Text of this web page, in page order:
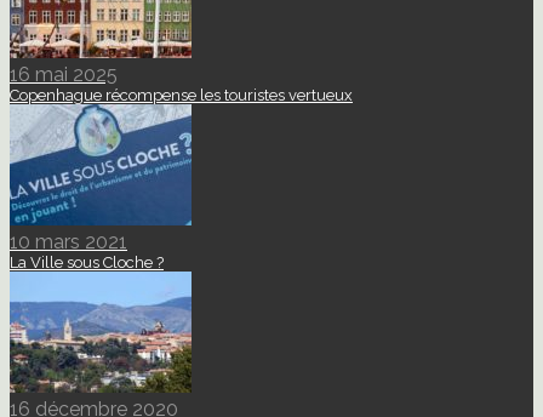
16 mai 2025
Copenhague récompense les touristes vertueux
10 mars 2021
La Ville sous Cloche ?
16 décembre 2020